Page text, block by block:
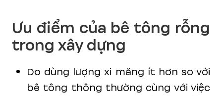
Ưu điểm của bê tông rỗng
trong xây dựng
Do dùng lượng xi măng ít hơn so với
bê tông thông thường cùng với việc